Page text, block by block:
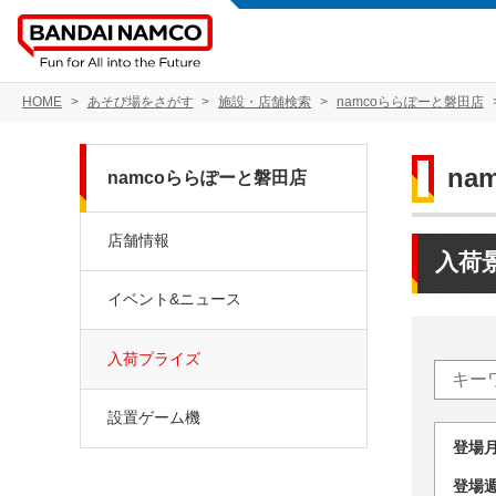
HOME あそび場をさがす 施設・店舗検索 namcoららぽーと磐田店
入荷
登
登
namcoららぽーと磐田店
店舗情報
イベント&ニュース
入荷プライズ
設置ゲーム機